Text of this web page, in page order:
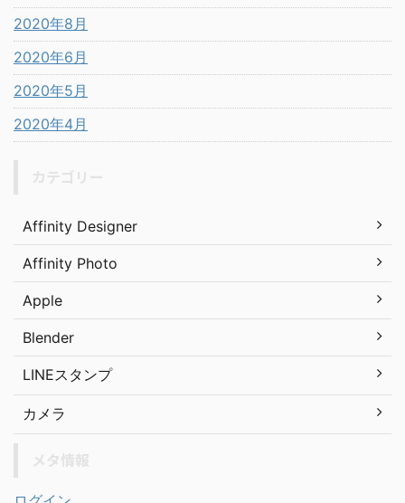
2020年8月
2020年6月
2020年5月
2020年4月
Affinity Designer
Affinity Photo
Apple
Blender
LINEスタンプ
カメラ